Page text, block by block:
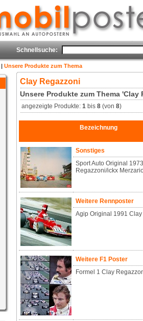
Schnellsuche:
| Unsere Produkte zum Thema
Clay Regazzoni
Unsere Produkte zum Thema 'Clay
angezeigte Produkte:1 bis8 (von8)
Bezeichnung
Sonstiges
Sport Auto Original
Regazzoni/ickx
Weitere Rennposter
Agip Original 1991
Weitere F1 Poster
Formel 1 Clay